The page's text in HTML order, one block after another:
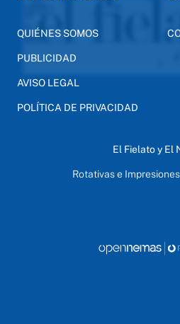
QUIÉNES SOMOS
PUBLICIDAD
AVISO LEGAL
POLÍTICA DE PRIVACIDAD
El Fielato y El
Rotativas e